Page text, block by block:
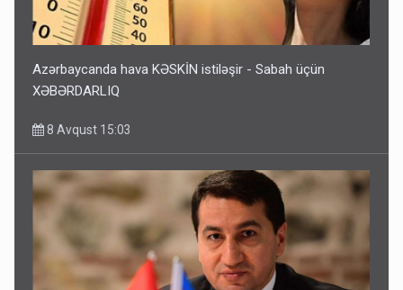
Azərbaycanda hava KƏSKİN istiləşir - Sabah üçün
XƏBƏRDARLIQ
8 Avqust 15:03